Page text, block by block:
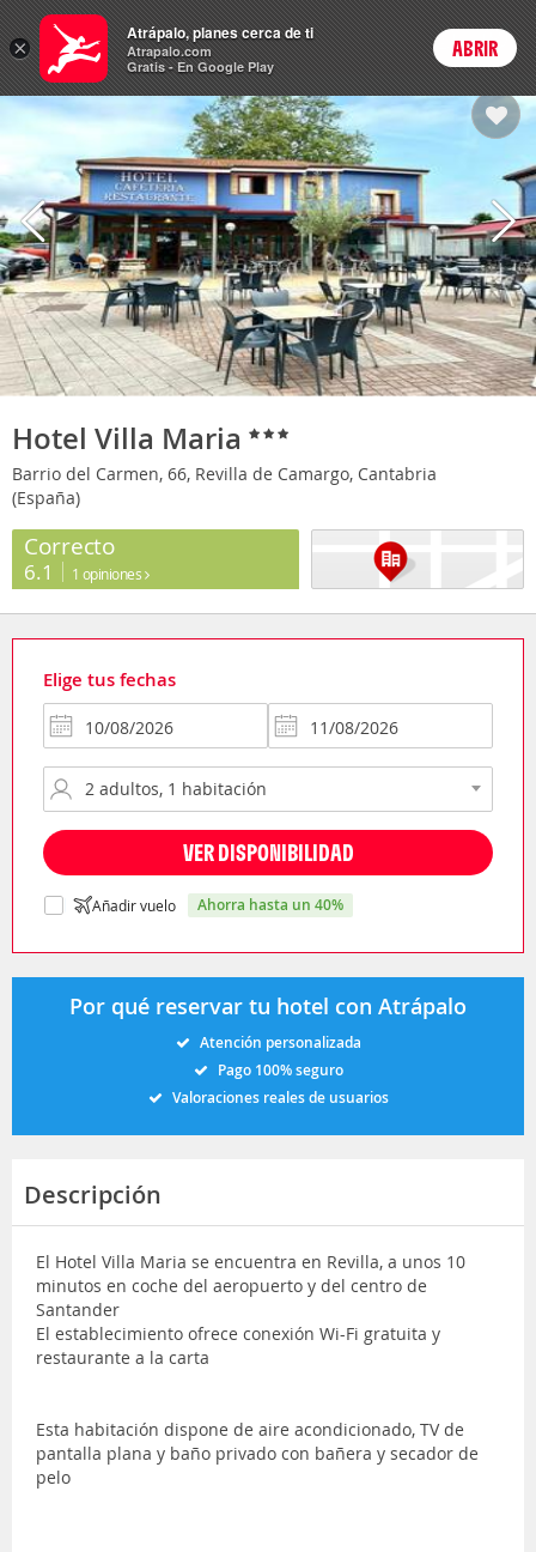
Hoteles Login
Hotel Villa Maria
Barrio del Carmen, 66, Revilla de Camargo, Cantabria
(España)
Correcto
6.1 1 opiniones
Elige tus fechas
VER DISPONIBILIDAD
Añadir vuelo ahorra hasta un 40%
Por qué reservar tu hotel con Atrápalo
Atención personalizada
Pago 100% seguro
Valoraciones reales de usuarios
Descripción
El Hotel Villa Maria se encuentra en Revilla, a unos 10
minutos en coche del aeropuerto y del centro de
Santander
El establecimiento ofrece conexión Wi-Fi gratuita y
restaurante a la carta
Esta habitación dispone de aire acondicionado, TV de
pantalla plana y baño privado con bañera y secador de
pelo
×
Atrápalo, planes cerca de ti
Atrapalo.com
Gratis - En Google Play
ABRIR